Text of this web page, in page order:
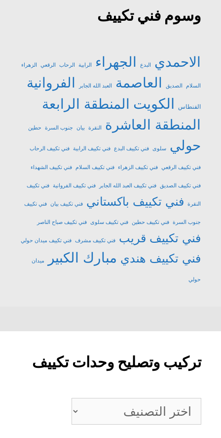
وسوم فني تكييف
الاحمدي البدع الجهراء الرابية الرحاب الرقعي الزهراء
السلام الصديق العاصمة العبد الله الجابر الفروانية
الفنطاس الكويت المنطقة الرابعة
المنطقة العاشرة
النقرة بيان جنوب السرة حطين
حولي سلوى فني تكييف البدع فني تكييف الرابية فني تكييف الرحاب
فني تكييف الرقعي فني تكييف الزهراء فني تكييف السلام فني تكييف الشهداء
فني تكييف الصديق فني تكييف العبد الله الجابر فني تكييف الفروانية فني تكييف
النقرة فني تكييف باكستاني فني تكييف بيان فني تكييف
جنوب السرة فني تكييف حطين فني تكييف سلوى فني تكييف صباح الناصر
فني تكييف قريب فني تكييف مشرف فني تكييف ميدان حولي
فني تكييف هندي مبارك الكبير ميدان
حولي
تركيب وتصليح وحدات تكييف
تركيب
وتصليح